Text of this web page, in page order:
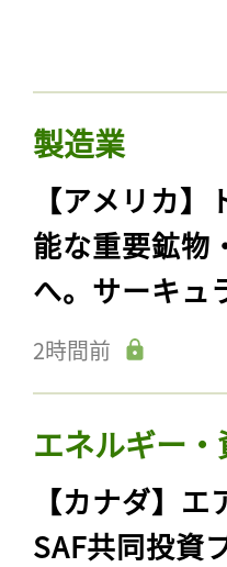
製造業
【アメリカ
能な重要鉱物
へ。サーキュ
2時間前
エネルギー・
【カナダ】
SAF共同投資